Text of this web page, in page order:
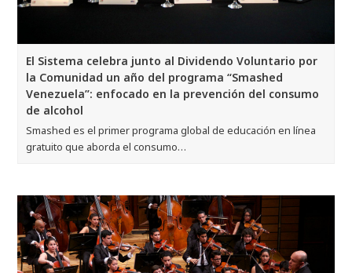
El Sistema celebra junto al Dividendo Voluntario por
la Comunidad un año del programa “Smashed
Venezuela”: enfocado en la prevención del consumo
de alcohol
Smashed es el primer programa global de educación en línea
gratuito que aborda el consumo…